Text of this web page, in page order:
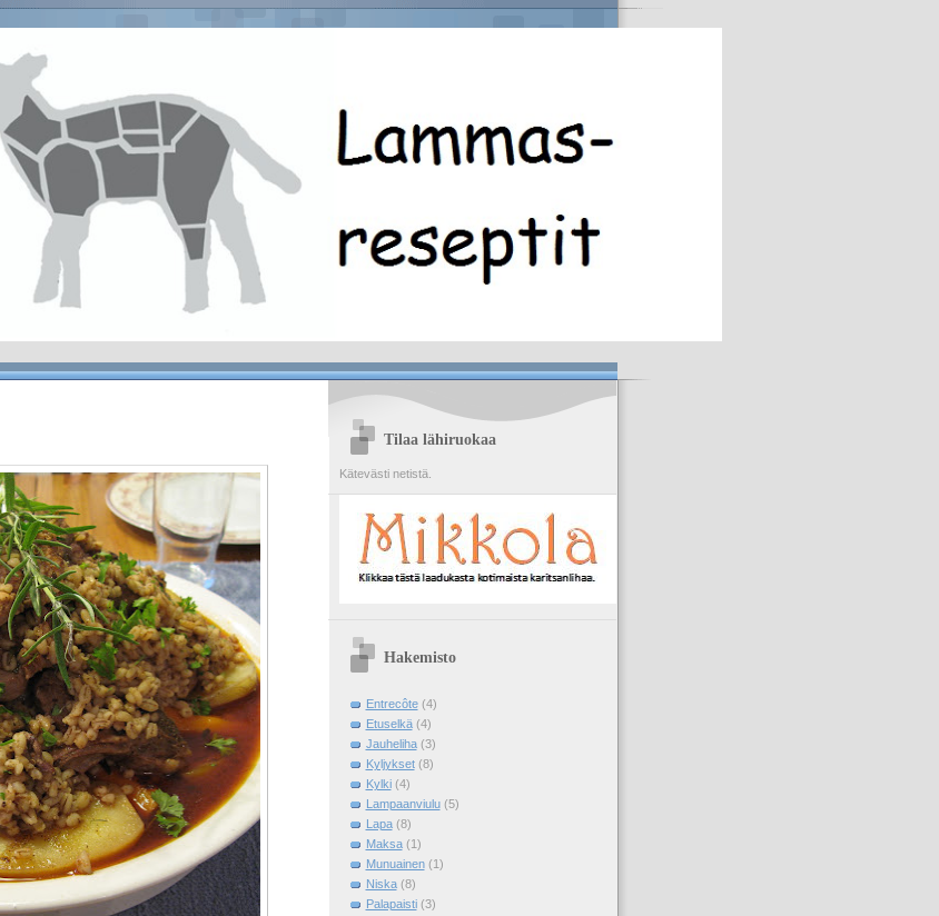
Tilaa lähiruokaa
Kätevästi netistä.
Hakemisto
Entrecôte (4)
Etuselkä (4)
Jauheliha (3)
Kyljykset (8)
Kylki (4)
Lampaanviulu (5)
Lapa (8)
Maksa (1)
Munuainen (1)
Niska (8)
Palapaisti (3)